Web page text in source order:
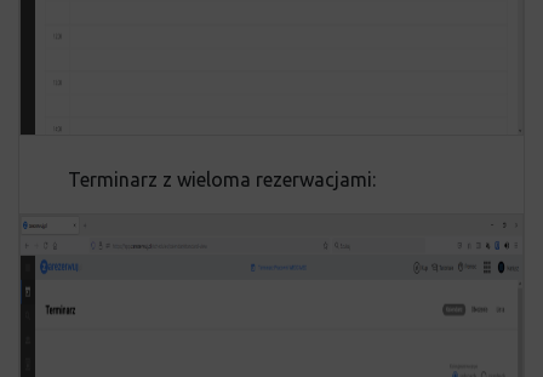
Terminarz z wieloma rezerwacjami: